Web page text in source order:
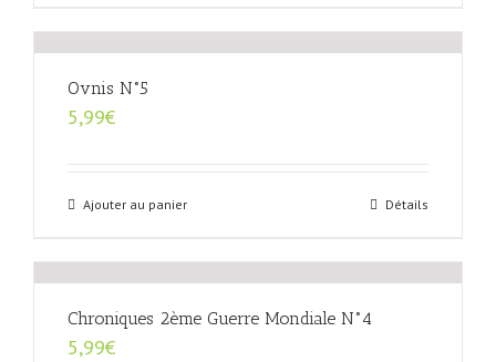
Ovnis N°5
5,99€
Ajouter au panier Détails
Chroniques 2ème Guerre Mondiale N°4
5,99€